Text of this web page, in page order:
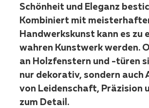
Schönheit und Eleganz
Kombiniert mit
Handwerkskunst kann es zu
wahren Kunstwerk werden.
an Holzfenstern und -türen
nur dekorativ, sondern auch
von Leidenschaft, Präzision
zum Detail.